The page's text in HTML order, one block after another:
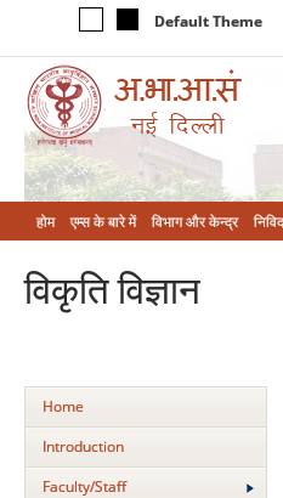
Default Theme
होम एम्‍स के बारे में विभाग और केन्‍द्र
विकृति विज्ञान
Home
Introduction
Faculty/Staff